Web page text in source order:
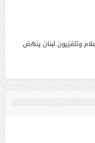
وتلفزيون لبنان ينهض